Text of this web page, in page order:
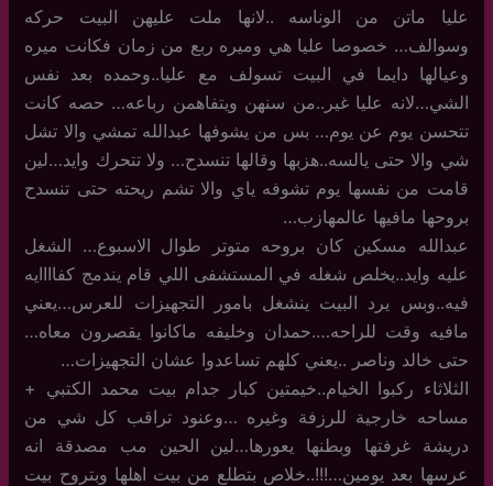
عليا ماتن من الوناسه ..لانها ملت عليهن البيت حركه
وسوالف… خصوصا عليا هي وميره ربع من زمان فكانت ميره
وعيالها دايما في البيت تسولف مع عليا..وحمده بعد نفس
الشي…لانه عليا غير..من سنهن ويتفاهمن رباعه… حصه كانت
تتحسن يوم عن يوم… بس من يشوفها عبدالله تمشي والا تشل
شي والا حتى يالسه..هزبها وقالها تنسدح… ولا تتحرك وايد…لين
قامت من نفسها يوم تشوفه ياي والا تشم ريحته حتى تنسدح
بروحها مافيها عالمهازب…
عبدالله مسكين كان بروحه متوتر طوال الاسبوع… الشغل
عليه وايد..يخلص شغله في المستشفى اللي قام يندمج كفاااايه
فيه..وبس يرد البيت ينشغل بامور التجهيزات للعرس…يعني
مافيه وقت للراحه….حمدان وخليفه ماكانوا يقصرون معاه…
حتى خالد وناصر ..يعني كلهم تساعدوا عشان التجهيزات…
الثلاثاء ركبوا الخيام..خيمتين كبار جدام بيت محمد الكتبي +
مساحه خارجية للرزفة وغيره …وعنود تراقب كل شي من
دريشة غرفتها وبطنها يعورها…لين الحين مب مصدقة انه
عرسها بعد يومين…!!!..خلاص بتطلع من بيت اهلها وبتروح بيت